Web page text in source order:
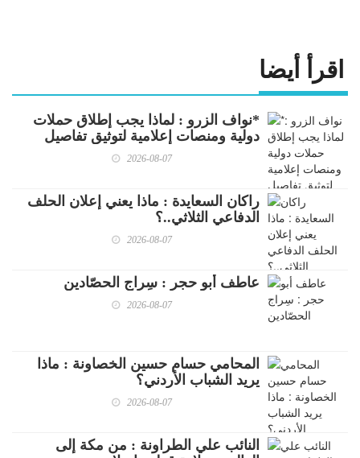
اقرأ أيضا
*نواف الزرو : لماذا يجب إطلاق حملات
دولية ومنصات إعلامية لتوثيق تفاصيل
الإبادة الصهيونية الإجرامية التي لم يسبق
2026-08-07
راكان السعايدة : ماذا يعني إعلان الحلف
الدفاعي الثلاثي..؟
2026-08-07
عاطف أبو حجر : سِراج الحصّادين
2026-08-07
المحامي حسام حسين الخصاونة : ماذا
يريد الشباب الأردني؟
2026-08-07
النائب علي الطراونة : من مكة إلى